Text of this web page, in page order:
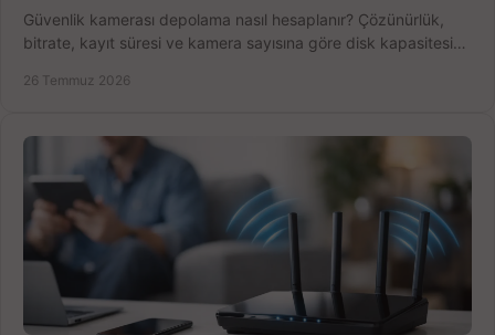
Güvenlik kamerası depolama nasıl hesaplanır? Çözünürlük,
bitrate, kayıt süresi ve kamera sayısına göre disk kapasitesini
26 Temmuz 2026